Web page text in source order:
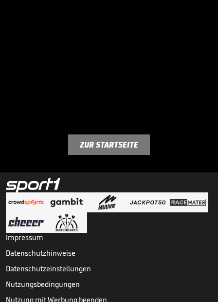
ZUR STARTSEITE
Impressum
Datenschutzhinweise
Datenschutzeinstellungen
Nutzungsbedingungen
Nutzung mit Werbung beenden